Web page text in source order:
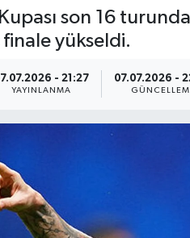
son 16
yükseldi.
- 21:27
YAYINLANMA
07.07.2026 -